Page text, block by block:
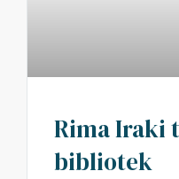
Rima Iraki
bibliotek